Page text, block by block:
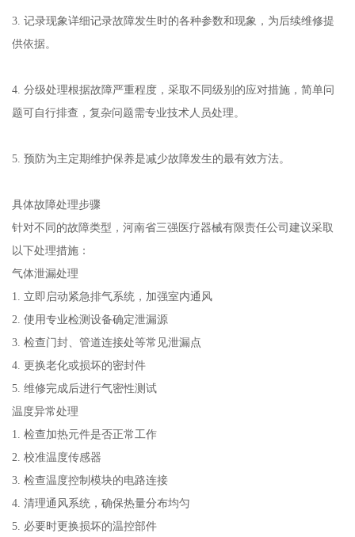
3. 记录现象详细记录故障发生时的各种参数和现象，为后续维修提
供依据。
4. 分级处理根据故障严重程度，采取不同级别的应对措施，简单问
题可自行排查，复杂问题需专业技术人员处理。
5. 预防为主定期维护保养是减少故障发生的最有效方法。
具体故障处理步骤
针对不同的故障类型，河南省三强医疗器械有限责任公司建议采取
以下处理措施：
气体泄漏处理
1. 立即启动紧急排气系统，加强室内通风
2. 使用专业检测设备确定泄漏源
3. 检查门封、管道连接处等常见泄漏点
4. 更换老化或损坏的密封件
5. 维修完成后进行气密性测试
温度异常处理
1. 检查加热元件是否正常工作
2. 校准温度传感器
3. 检查温度控制模块的电路连接
4. 清理通风系统，确保热量分布均匀
5. 必要时更换损坏的温控部件